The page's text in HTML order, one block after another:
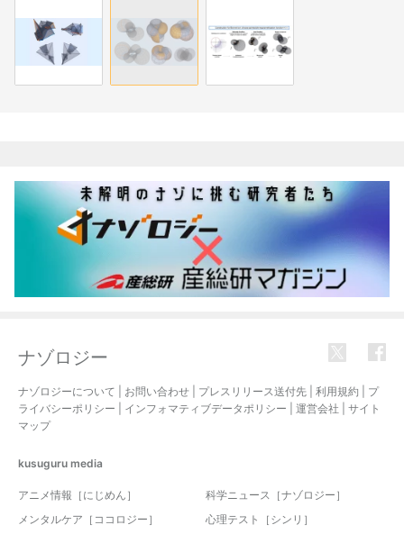
ナゾロジー
ナゾロジーについて お問い合わせ プレスリリース送付先 利用規約
プ
ライバシーポリシー
インフォマティブデータポリシー 運営会社
サイト
マップ
kusuguru media
アニメ情報［にじめん］
科学ニュース［ナゾロジー］
メンタルケア［ココロジー］
心理テスト［シンリ］